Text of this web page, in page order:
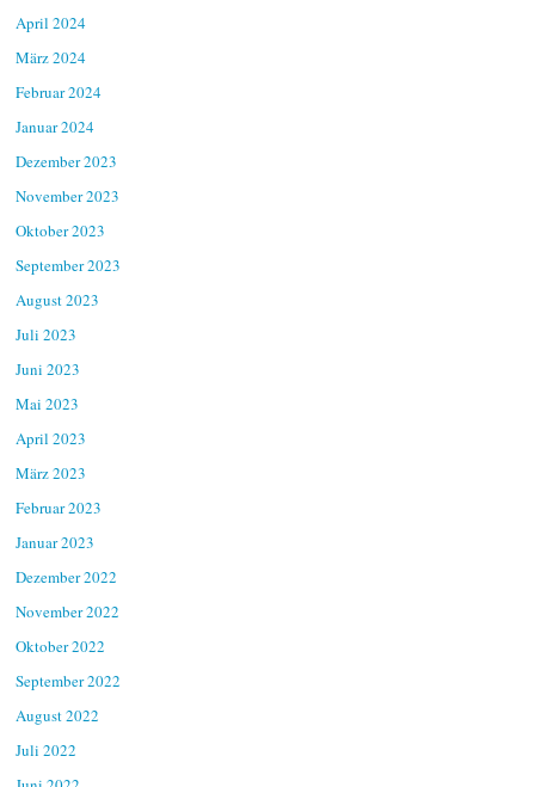
April 2024
März 2024
Februar 2024
Januar 2024
Dezember 2023
November 2023
Oktober 2023
September 2023
August 2023
Juli 2023
Juni 2023
Mai 2023
April 2023
März 2023
Februar 2023
Januar 2023
Dezember 2022
November 2022
Oktober 2022
September 2022
August 2022
Juli 2022